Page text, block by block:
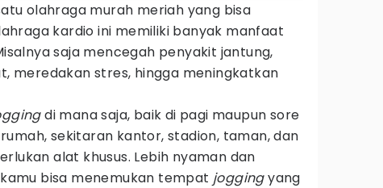
olahraga murah meriah yang bisa
kardio ini memiliki banyak manfaat
saja mencegah penyakit jantung,
meredakan stres, hingga meningkatkan
di mana saja, baik di pagi maupun sore
sekitaran kantor, stadion, taman, dan
alat khusus. Lebih nyaman dan
bisa menemukan tempat joggingyang